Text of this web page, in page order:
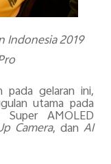
Indonesia 2019
pada gelaran ini,
utama pada
AMOLED
Camera, danAI